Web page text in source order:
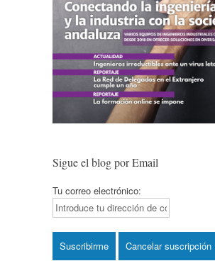
Sigue el blog por Email
Tu correo electrónico: